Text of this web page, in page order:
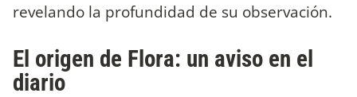
revelando la profundidad de su observación.
El origen de Flora: un aviso en el
diario